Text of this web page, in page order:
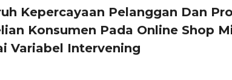
Kepercayaan Pelanggan Dan
Konsumen Pada Online Shop
Variabel Intervening